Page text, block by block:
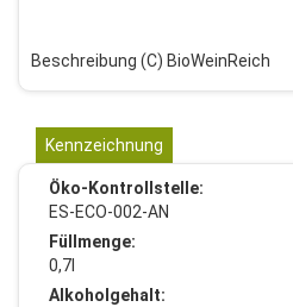
Beschreibung (C) BioWeinReich
Kennzeichnung
Öko-Kontrollstelle:
ES-ECO-002-AN
Füllmenge:
0,7l
Alkoholgehalt: